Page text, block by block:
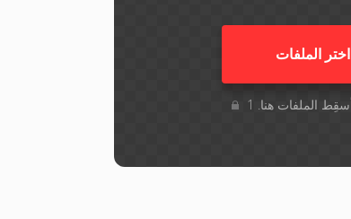
اختر الملفات